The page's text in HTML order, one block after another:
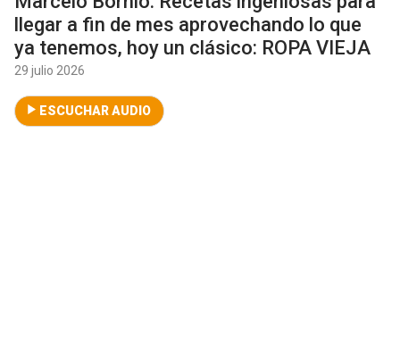
llegar a fin de mes aprovechando lo que
ya tenemos, hoy un clásico: ROPA VIEJA
29 julio 2026
ESCUCHAR AUDIO